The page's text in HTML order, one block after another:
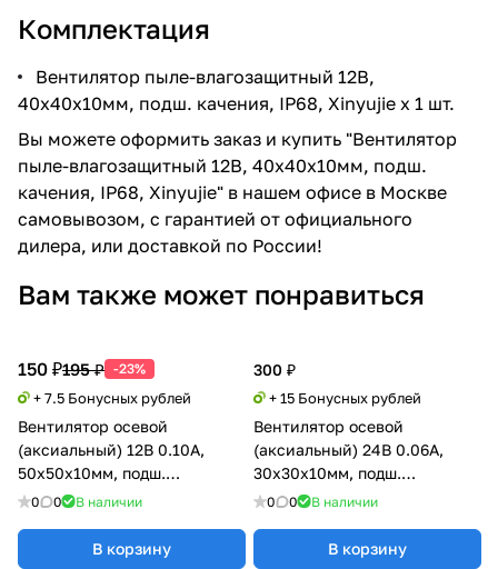
Комплектация
Вентилятор пыле-влагозащитный 12В,
40х40х10мм, подш. качения, IP68, Xinyujie x 1 шт.
Вы можете оформить заказ и купить "Вентилятор
пыле-влагозащитный 12В, 40х40х10мм, подш.
качения, IP68, Xinyujie" в нашем офисе в Москве
самовывозом, с гарантией от официального
дилера, или доставкой по России!
Вам также может понравиться
150 ₽195 ₽ -23%
+ 7.5 Бонусных рублей
Вентилятор осевой
(аксиальный) 12В 0.10А,
50х50х10мм, подш.
скольжения, Xinyujie
0 0 В наличии
В корзину
300 ₽
+ 15 Бонусных рублей
Вентилятор осевой
(аксиальный) 24В 0.06А,
30х30х10мм, подш.
скольжения (Sleeve),
0 0 В наличии
В корзину